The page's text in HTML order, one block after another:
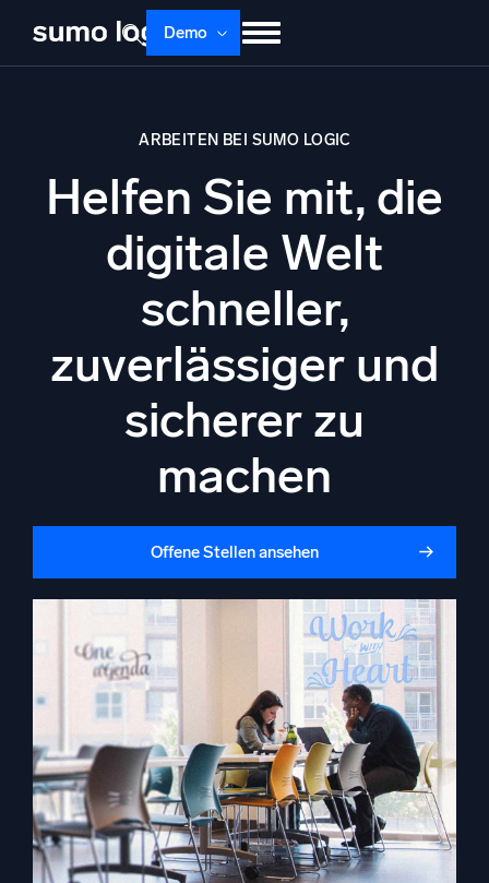
content
Demo
Über uns Anmelden
Kostenlos testen Support
Dojo AI NEU
Multi-Agenten-AI-Plattform
Plattform
Überwachen, Fehler beheben, automatisieren und verteidigen
Intelligente Sicherheitsoperationen
Bedrohungen schneller erkennen und intelligenter
reagieren
Protokolle für Sicherheit
Cloud-Sicherheit durch umfassende Protokolleinsicht
freischalten
Intelligente Cloud-Abläufe
Protokollanalyse
ARBEITEN BEI SUMO LOGIC
Helfen Sie mit, die
digitale Welt
schneller,
zuverlässiger und
sicherer zu
machen
Offene Stellen ansehen